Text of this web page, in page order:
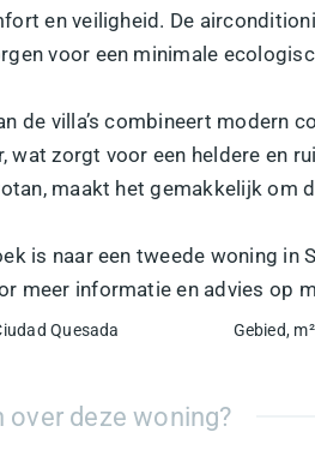
en veiligheid. De
voor een minimale
de villa’s combineert modern
wat zorgt voor een heldere en
maakt het gemakkelijk om
is naar een tweede woning in
meer informatie en advies op
Quesada Gebied, m²
over deze woning?